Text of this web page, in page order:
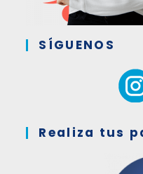
SÍGUENOS
Realiza tus